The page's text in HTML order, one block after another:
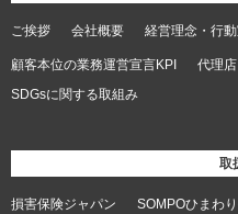
ご挨拶 会社概要 経営理念・行
顧客本位の業務運営宣言KPI 代理
SDGsに関する取組み
取
損害保険ジャパン SOMPOひまわ